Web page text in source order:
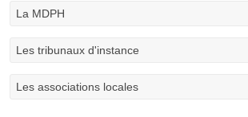
La MDPH
Les tribunaux d'instance
Les associations locales